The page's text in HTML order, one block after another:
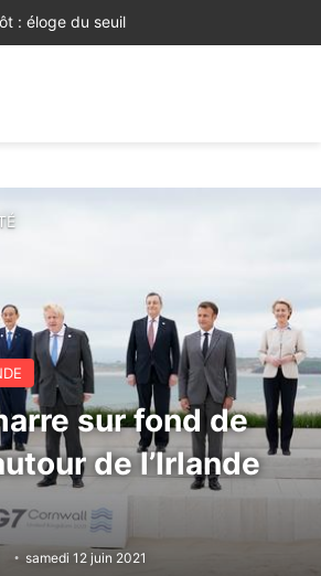
: éloge du seuil
sur fond de
de l’Irlande
samedi 12 juin 2021